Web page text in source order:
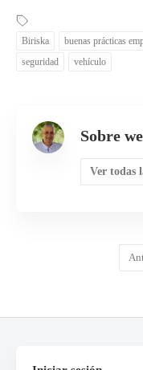
Biriska buenas prácticas
seguridad
vehículo
Sobre
Ver todas